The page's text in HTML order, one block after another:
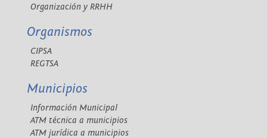
Organización y RRHH
Organismos
CIPSA
REGTSA
Municipios
Información Municipal
ATM técnica a municipios
ATM jurídica a municipios